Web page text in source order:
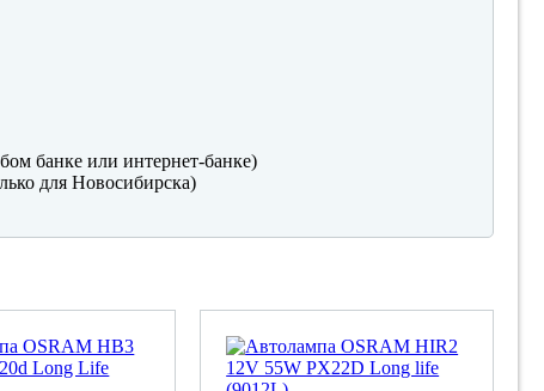
банке или интернет-банке)
для Новосибирска)